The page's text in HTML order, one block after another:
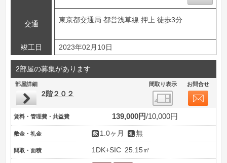
交通
東京都交通局 都営浅草線 押上 徒歩3分
竣工日 2023年02月10日
2部屋の募集があります
部屋詳細 間取り表示 お問合せ
2階２０２
賃料・管理費・共益費 139,000円 10,000円
敷金・礼金 1.0ヶ月 無
間取・面積 1DK+SIC 25.15㎡